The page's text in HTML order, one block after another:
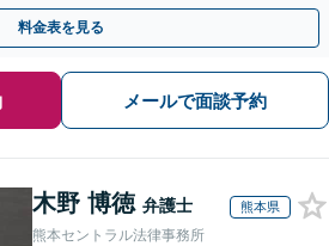
休日面談可】
料金表を見る
メールで面談予約
木野 博徳 弁護士 熊本県
熊本セントラル法律事務所